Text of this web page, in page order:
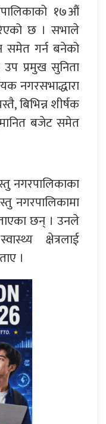
१७औं
छ । सभाले
समेत गर्न बनेको
प्रमुख सुनिता
नगरसभाद्धारा
बिभिन्न शीर्षक
बजेट समेत
नगरपालिकाका
नगरपालिकामा
छन् । उनले
क्षेत्रलाई
।